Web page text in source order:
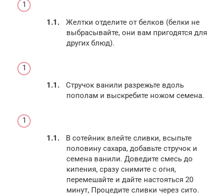
Желтки отделите от белков (белки не
выбрасывайте, они вам пригодятся для
других блюд).
Стручок ванили разрежьте вдоль
пополам и выскребите ножом семена.
В сотейник влейте сливки, всыпьте
половину сахара, добавьте стручок и
семена ванили. Доведите смесь до
кипения, сразу снимите с огня,
перемешайте и дайте настояться 20
минут, Процедите сливки через сито.